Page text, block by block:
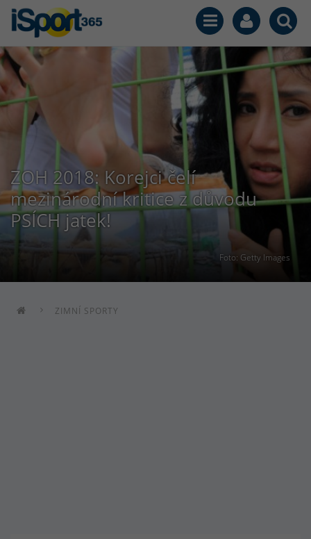
Foto: Getty Images
ZOH 2018: Korejci čelí
mezinárodní kritice z důvodu
PSÍCH jatek!
ZIMNÍ SPORTY